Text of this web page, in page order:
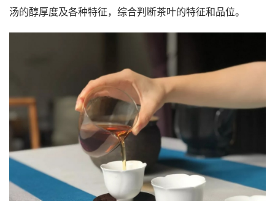
汤的醇厚度及各种特征，综合判断茶叶的特征和品位。